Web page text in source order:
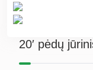
20′ pėdų